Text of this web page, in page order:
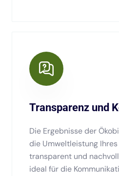
Transparenz und
Die Ergebnisse der
die Umweltleistung
transparent und
ideal für die